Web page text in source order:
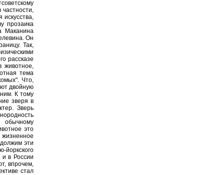
прозаика
Маканина
Он
Так,
рассказе
тема
Что,
двойную
К тому
зверя в
Зверь
обычному
это
жизненное
эти
в России
впрочем,
стал